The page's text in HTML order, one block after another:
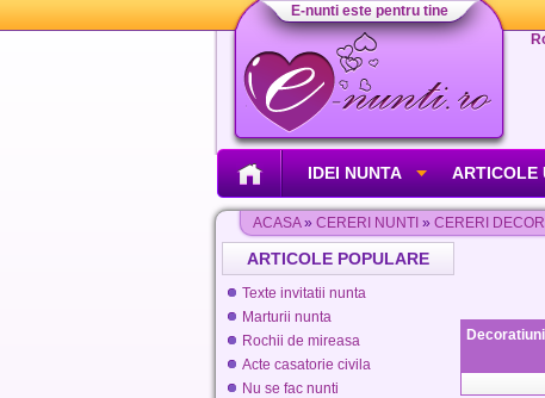
E-nunti este pentru tine
IDEI NUNTA ARTICOLE
ACASA» CERERI NUNTI » CERERI
ARTICOLE POPULARE
Texte invitatii nunta
Marturii nunta
Rochii de mireasa
Acte casatorie civila
Nu se fac nunti